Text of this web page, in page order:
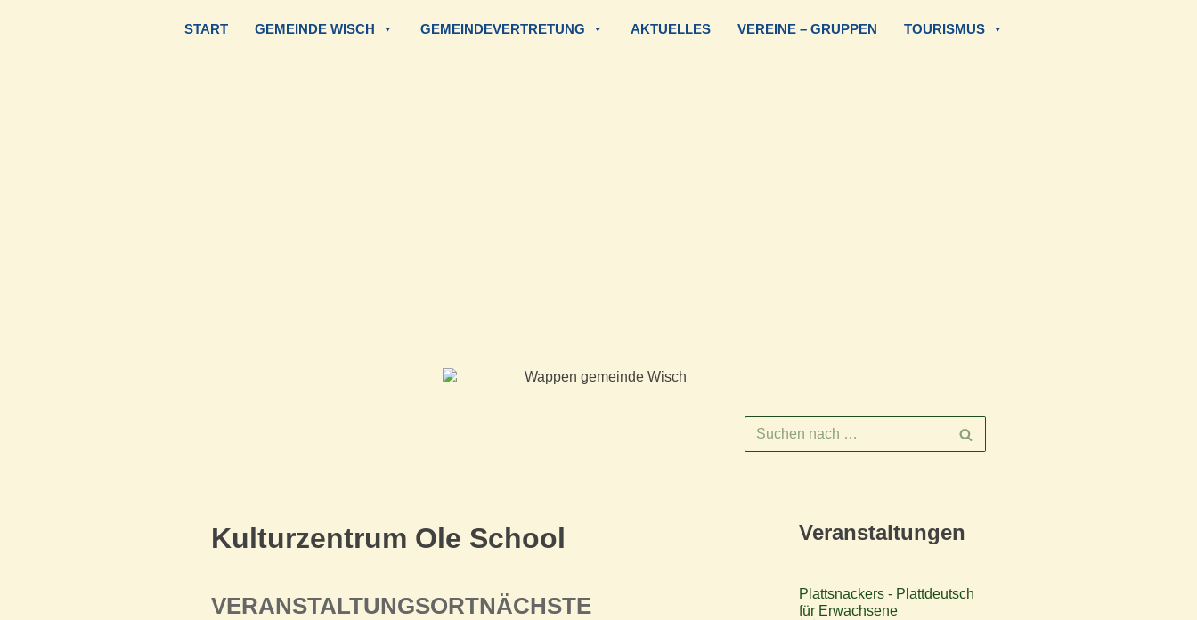
START GEMEINDE WISCH GEMEINDEVERTRETUNG AKTUELLES VEREINE – GRUPPEN TOURISMUS
Kulturzentrum Ole School
VERANSTALTUNGSORTNÄCHSTE
Veranstaltungen
Plattsnackers - Plattdeutsch
für Erwachsene